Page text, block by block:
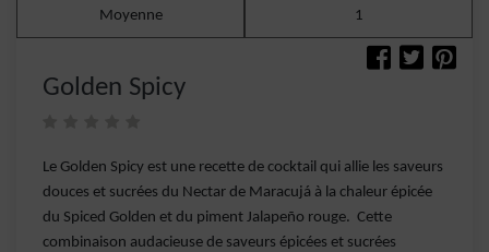
Moyenne
1
Golden Spicy
Le Golden Spicy est une recette de cocktail qui allie les saveurs
douces et sucrées du Nectar de Maracujá à la chaleur épicée
du Spiced Golden et du piment Jalapeño rouge. Cette
combinaison audacieuse de saveurs épicées et sucrées